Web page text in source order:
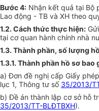
Bước 4: Nhận kết quả tại Bộ
Lao động - TB và XH theo
1.2. Cách thức thực hiện:
tại cơ quan hành chính nhà
1.3. Thành phần, số lượng
1.3.1. Thành phần hồ sơ bao
a) Đơn đề nghị cấp Giấy
lục 1, Thông tư số 35/2013/
b) Đề án thành lập cơ sở hỗ
35/2013/TT-BLĐTBXH).